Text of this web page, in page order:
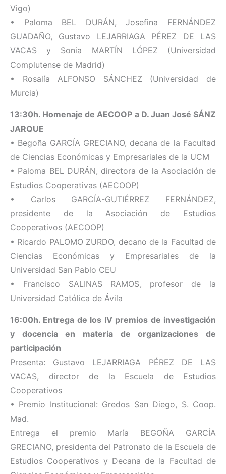
Vigo)
• Paloma BEL DURÁN, Josefina FERNÁNDEZ
GUADAÑO, Gustavo LEJARRIAGA PÉREZ DE LAS
VACAS y Sonia MARTÍN LÓPEZ (Universidad
Complutense de Madrid)
• Rosalía ALFONSO SÁNCHEZ (Universidad de
Murcia)
13:30h. Homenaje de AECOOP a D. Juan José SÁNZ
JARQUE
• Begoña GARCÍA GRECIANO, decana de la Facultad
de Ciencias Económicas y Empresariales de la UCM
• Paloma BEL DURÁN, directora de la Asociación de
Estudios Cooperativas (AECOOP)
• Carlos GARCÍA-GUTIÉRREZ FERNÁNDEZ,
presidente de la Asociación de Estudios
Cooperativos (AECOOP)
• Ricardo PALOMO ZURDO, decano de la Facultad de
Ciencias Económicas y Empresariales de la
Universidad San Pablo CEU
• Francisco SALINAS RAMOS, profesor de la
Universidad Católica de Ávila
16:00h. Entrega de los IV premios de investigación
y docencia en materia de organizaciones de
participación
Presenta: Gustavo LEJARRIAGA PÉREZ DE LAS
VACAS, director de la Escuela de Estudios
Cooperativos
• Premio Institucional: Gredos San Diego, S. Coop.
Mad.
Entrega el premio María BEGOÑA GARCÍA
GRECIANO, presidenta del Patronato de la Escuela de
Estudios Cooperativos y Decana de la Facultad de